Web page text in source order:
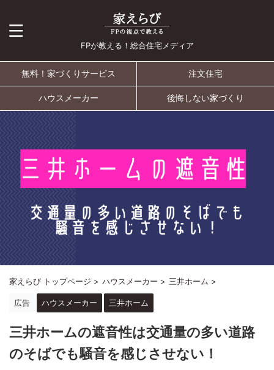
FPが教える！総合住宅メディア
無料！家づくりサービス 注文住宅
ハウスメーカー 後悔しない家づくり
家えらび トップページ > ハウスメーカー > 三井ホーム >
広告 ハウスメーカー 三井ホーム
三井ホームの遮音性は交通量の多い道路
のそばでも騒音を感じさせない！